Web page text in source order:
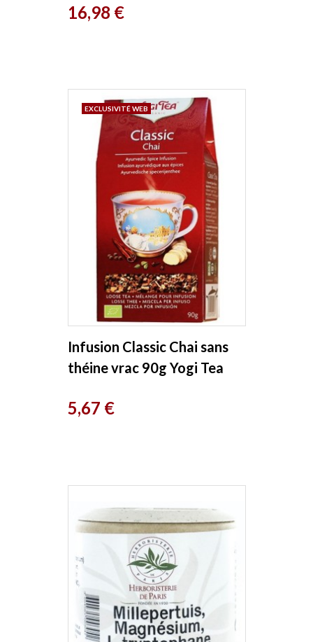
Prix
16,98 €
Infusion Classic Chai sans
théine vrac 90g Yogi Tea
Prix
5,67 €
EXCLUSIVITÉ WEB